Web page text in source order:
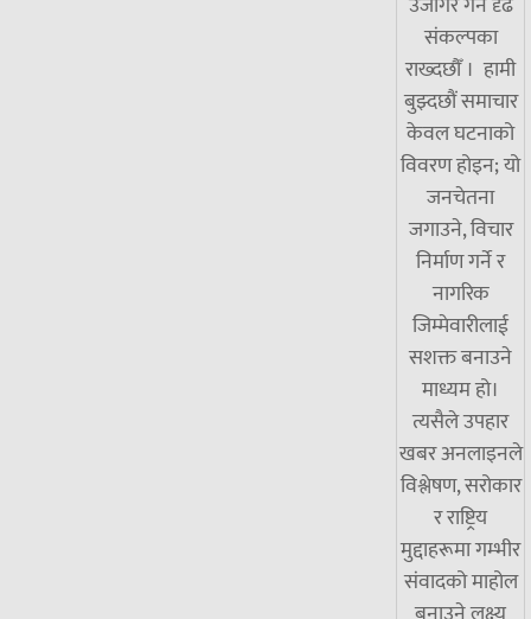
संकल्पका
राख्दछौँ । हामी
बुझ्दछौं समाचार
केवल घटनाको
विवरण होइन; यो
जनचेतना
जगाउने, विचार
निर्माण गर्ने र
नागरिक
जिम्मेवारीलाई
सशक्त बनाउने
माध्यम हो।
त्यसैले उपहार
खबर अनलाइनले
विश्लेषण, सरोकार
र राष्ट्रिय
मुद्दाहरूमा गम्भीर
संवादको माहोल